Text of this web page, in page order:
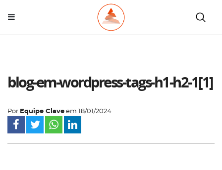
blog-em-wordpress-tags-h1-h2-1[1]
Por Equipe Clave em 18/01/2024